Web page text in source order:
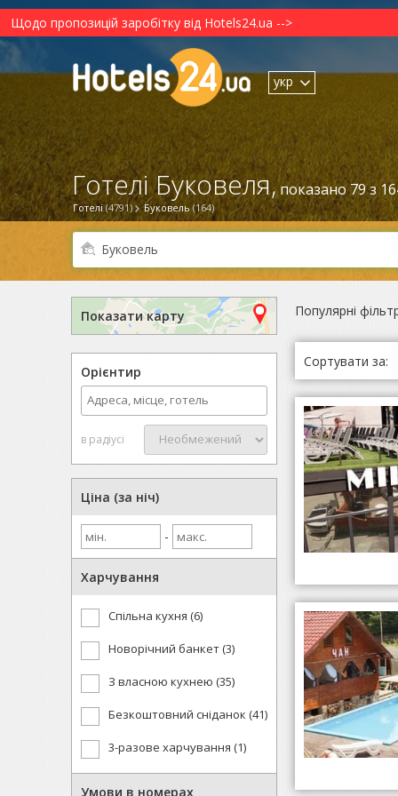
Щодо пропозицій заробітку від Hotels24.ua -->
укр
Готелі (4791) Буковель (164)
Готелі Буковеля,показано 79 з
Показати карту
Орієнтир
в радіусі
Ціна (за ніч)
-
Харчування
Спільна кухня (6)
Новорічний банкет (3)
З власною кухнею (35)
Безкоштовний сніданок (41)
3-разове харчування (1)
Умови в номерах
Популярні
Сортувати за: